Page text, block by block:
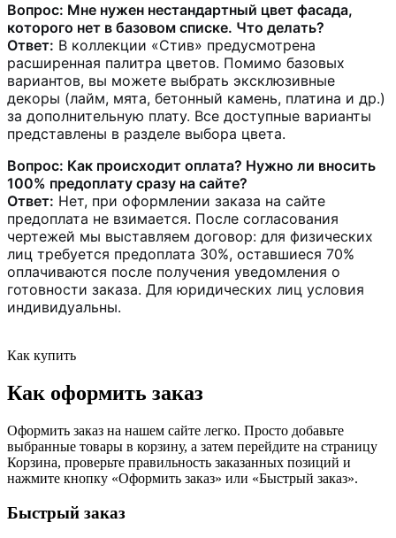
Вопрос: Мне нужен нестандартный цвет фасада,
которого нет в базовом списке. Что делать?
Ответ: В коллекции «Стив» предусмотрена
расширенная палитра цветов. Помимо базовых
вариантов, вы можете выбрать эксклюзивные
декоры (лайм, мята, бетонный камень, платина и др.)
за дополнительную плату. Все доступные варианты
представлены в разделе выбора цвета.
Вопрос: Как происходит оплата? Нужно ли вносить
100% предоплату сразу на сайте?
Ответ: Нет, при оформлении заказа на сайте
предоплата не взимается. После согласования
чертежей мы выставляем договор: для физических
лиц требуется предоплата 30%, оставшиеся 70%
оплачиваются после получения уведомления о
готовности заказа. Для юридических лиц условия
индивидуальны.
Как купить
Как оформить заказ
Оформить заказ на нашем сайте легко. Просто добавьте
выбранные товары в корзину, а затем перейдите на страницу
Корзина, проверьте правильность заказанных позиций и
нажмите кнопку «Оформить заказ» или «Быстрый заказ».
Быстрый заказ